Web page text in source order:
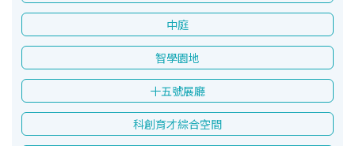
中庭
智學園地
十五號展廳
科創育才綜合空間